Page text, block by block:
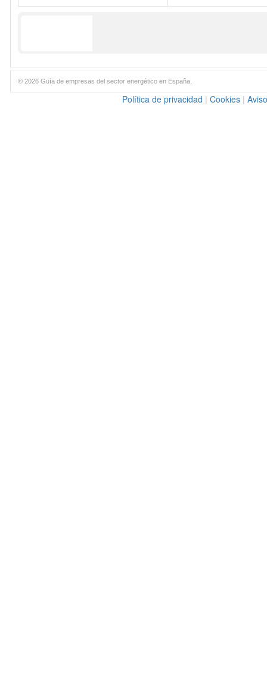
© 2026 Guía de empresas del sector energético en España.
Política de privacidad | Cookies |